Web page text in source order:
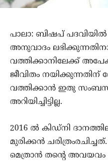
പാലാ: ബിഷപ് പദവിയില്‍
അനുവാദം
വത്തിക്കാനിലേക്ക്
ജീവിതം
വത്തിക്കാന്‍ ഇതു
അറിയിച്ചിട്ടില്ല.
2016 ല്‍ കിഡ്‌നി
മുരിക്കന്‍
മെത്രാന്‍ തന്റെ അവയവം